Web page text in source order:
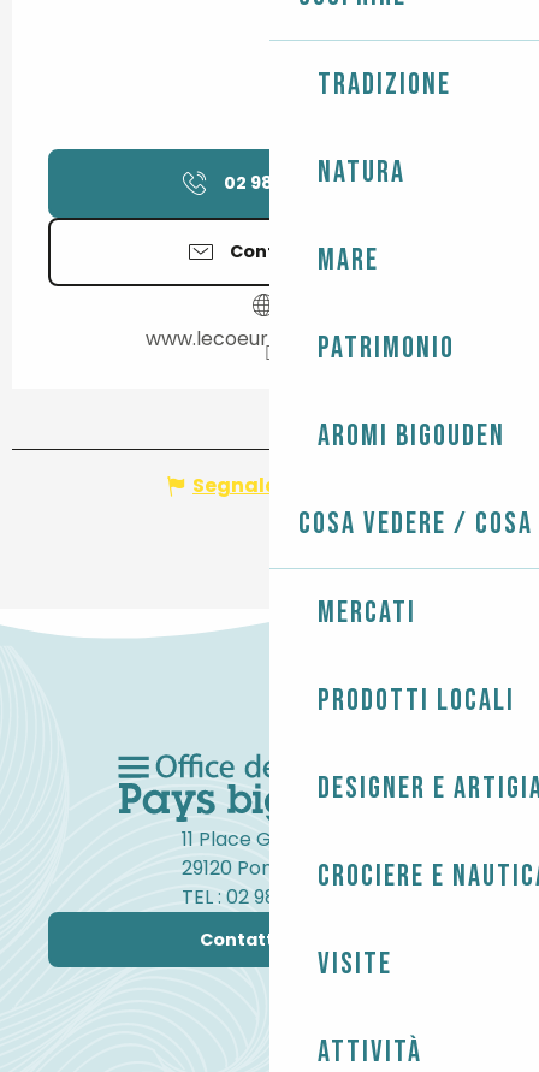
Tradizione
Natura
Mare
Patrimonio
Aromi Bigouden
Cosa vedere /
Mercati
Prodotti locali
Designer e
Crociere e
Visite
Attività
02 98 54 40▒▒
Contattateci
www.lecoeur-busetcars.fr
Segnala un errore
11 Place Gambetta
29120 Pont-l'Abbé
TEL : 02 98 82 37 99
Contattateci